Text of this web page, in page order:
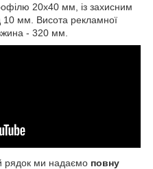
20х40 мм, із захисним
10 мм. Висота рекламної
- 320 мм.
рядок ми надаємо повну